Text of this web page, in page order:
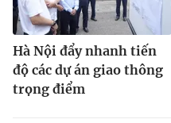
Hà Nội đẩy nhanh tiến
độ các dự án giao thông
trọng điểm